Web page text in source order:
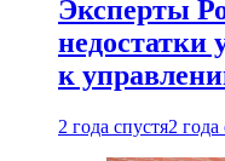
Эксперты
недостатки
к
2 года спустя2 года